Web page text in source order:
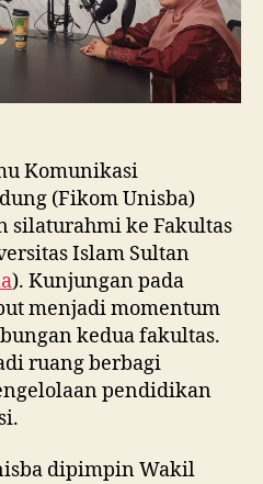
Unggulan
Komunikasi
(Fikom Unisba)
silaturahmi ke Fakultas
Islam Sultan
). Kunjungan pada
menjadi momentum
kedua fakultas.
ruang berbagi
pendidikan
dipimpin Wakil